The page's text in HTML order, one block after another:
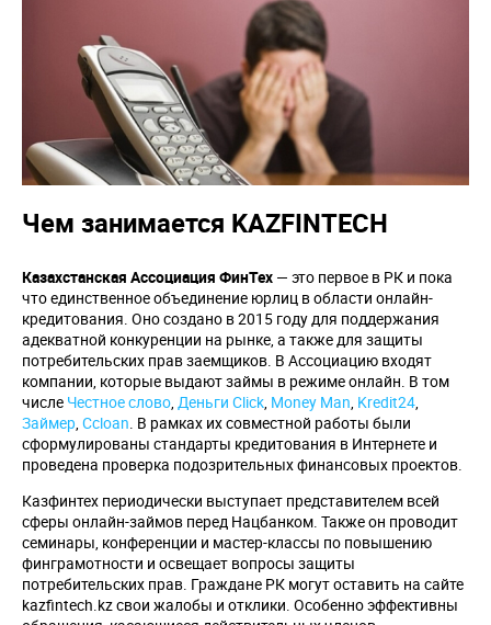
Чем занимается KAZFINTECH
Казахстанская Ассоциация ФинТех — это первое в РК и пока
что единственное объединение юрлиц в области онлайн-
кредитования. Оно создано в 2015 году для поддержания
адекватной конкуренции на рынке, а также для защиты
потребительских прав заемщиков. В Ассоциацию входят
компании, которые выдают займы в режиме онлайн. В том
числе Честное слово, Деньги Click, Money Man, Kredit24,
Займер, Ccloan. В рамках их совместной работы были
сформулированы стандарты кредитования в Интернете и
проведена проверка подозрительных финансовых проектов.
Казфинтех периодически выступает представителем всей
сферы онлайн-займов перед Нацбанком. Также он проводит
семинары, конференции и мастер-классы по повышению
финграмотности и освещает вопросы защиты
потребительских прав. Граждане РК могут оставить на сайте
kazfintech.kz свои жалобы и отклики. Особенно эффективны